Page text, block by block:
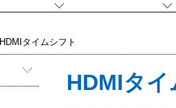
HDMIタイムシフト
HDMIタ